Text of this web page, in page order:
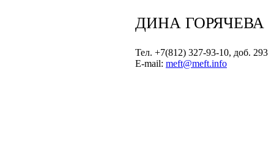
ДИНА ГОРЯЧЕВА
Тел. +7(812) 327-93-10, доб. 293
Е-mail: meft@meft.info